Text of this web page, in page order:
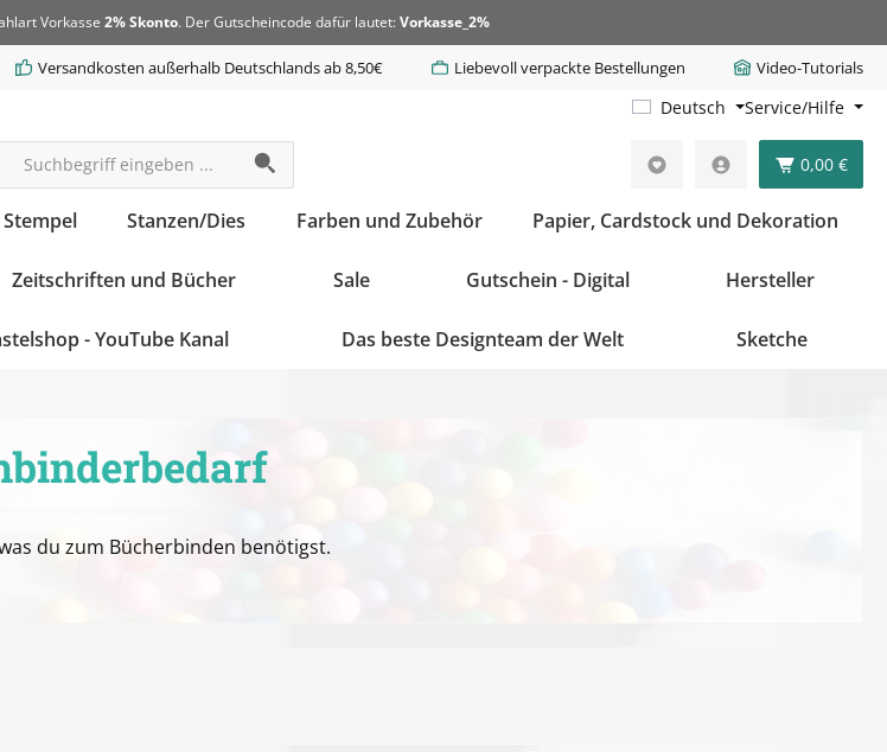
Vorkasse 2% Skonto. Der Gutscheincode dafür lautet: Vorkasse_2%
Versandkosten außerhalb Deutschlands ab 8,50€ Liebevoll verpackte Bestellungen Video-Tutorials
Deutsch Service/Hilfe
0,00 €
Stempel Stanzen/Dies Farben und Zubehör Papier, Cardstock und Dekoration
Zeitschriften und Bücher Sale Gutschein - Digital Hersteller
- YouTube Kanal Das beste Designteam der Welt Sketche
du zum Bücherbinden benötigst.